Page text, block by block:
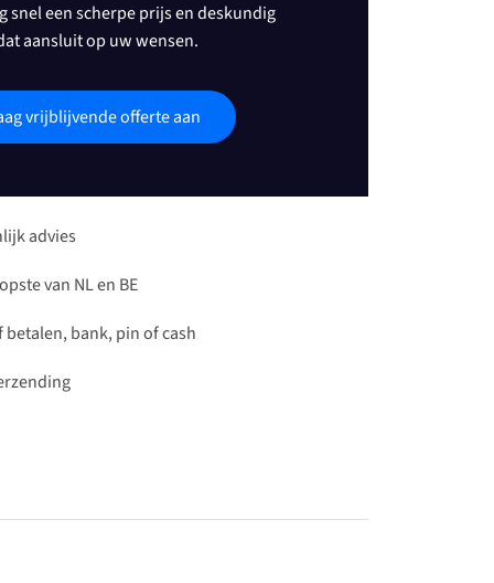
snel een scherpe prijs en deskundig
aansluit op uw wensen.
vrijblijvende offerte aan
advies
van NL en BE
betalen, bank, pin of cash